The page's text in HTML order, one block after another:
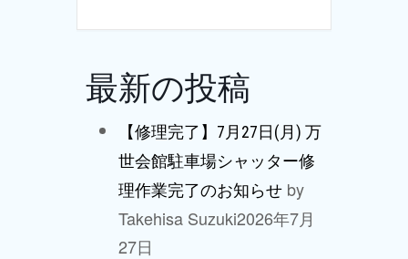
最新の投稿
【修理完了】7月27日(月) 万
世会館駐車場シャッター修
理作業完了のお知らせ by
Takehisa Suzuki2026年7月
27日